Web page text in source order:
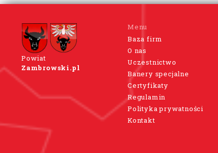
Powiat
Zambrowski.pl
Menu
Baza firm
O nas
Uczestnictwo
Banery specjalne
Certyfikaty
Regulamin
Polityka prywatności
Kontakt